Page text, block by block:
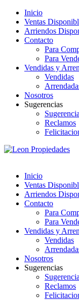
Inicio
Ventas
Arriendos
Contacto
Para
Para
Vendidas y
Vendidas
Nosotros
Sugerencias
Reclamos
Inicio
Ventas
Arriendos
Contacto
Para
Para
Vendidas y
Vendidas
Nosotros
Sugerencias
Reclamos